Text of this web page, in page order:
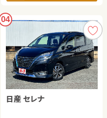
04
日産 セレナ